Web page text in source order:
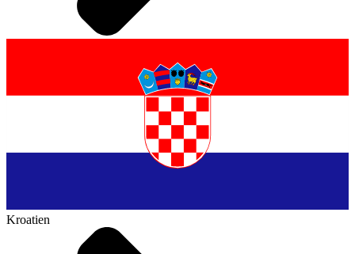
Kroatien